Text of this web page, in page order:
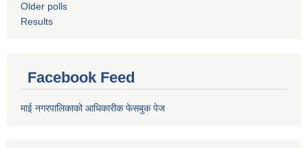
Older polls
Results
Facebook Feed
माई नगरपालिकाको आधिकारीक फेसबुक पेज